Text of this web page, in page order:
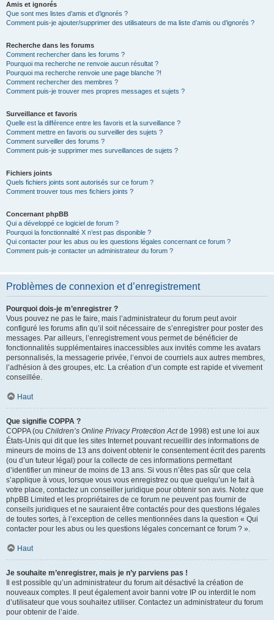
Amis et ignorés
Que sont mes listes d’amis et d’ignorés ?
Comment puis-je ajouter/supprimer des utilisateurs de ma liste d’amis ou d’ignorés ?
Recherche dans les forums
Comment rechercher dans les forums ?
Pourquoi ma recherche ne renvoie aucun résultat ?
Pourquoi ma recherche renvoie une page blanche ?!
Comment rechercher des membres ?
Comment puis-je trouver mes propres messages et sujets ?
Surveillance et favoris
Quelle est la différence entre les favoris et la surveillance ?
Comment mettre en favoris ou surveiller des sujets ?
Comment surveiller des forums ?
Comment puis-je supprimer mes surveillances de sujets ?
Fichiers joints
Quels fichiers joints sont autorisés sur ce forum ?
Comment trouver tous mes fichiers joints ?
Concernant phpBB
Qui a développé ce logiciel de forum ?
Pourquoi la fonctionnalité X n’est pas disponible ?
Qui contacter pour les abus ou les questions légales concernant ce forum ?
Comment puis-je contacter un administrateur du forum ?
Problèmes de connexion et d’enregistrement
Pourquoi dois-je m’enregistrer ?
Vous pouvez ne pas le faire, mais l’administrateur du forum peut avoir
configuré les forums afin qu’il soit nécessaire de s’enregistrer pour poster des
messages. Par ailleurs, l’enregistrement vous permet de bénéficier de
fonctionnalités supplémentaires inaccessibles aux invités comme les avatars
personnalisés, la messagerie privée, l’envoi de courriels aux autres membres,
l’adhésion à des groupes, etc. La création d’un compte est rapide et vivement
conseillée.
Haut
Que signifie COPPA ?
COPPA (ou Children’s Online Privacy Protection Actde 1998) est une loi aux
États-Unis qui dit que les sites Internet pouvant recueillir des informations de
mineurs de moins de 13 ans doivent obtenir le consentement écrit des parents
(ou d’un tuteur légal) pour la collecte de ces informations permettant
d’identifier un mineur de moins de 13 ans. Si vous n’êtes pas sûr que cela
s’applique à vous, lorsque vous vous enregistrez ou que quelqu’un le fait à
votre place, contactez un conseiller juridique pour obtenir son avis. Notez que
phpBB Limited et les propriétaires de ce forum ne peuvent pas fournir de
conseils juridiques et ne sauraient être contactés pour des questions légales
de toutes sortes, à l’exception de celles mentionnées dans la question « Qui
contacter pour les abus ou les questions légales concernant ce forum ? ».
Haut
Je souhaite m’enregistrer, mais je n’y parviens pas !
Il est possible qu’un administrateur du forum ait désactivé la création de
nouveaux comptes. Il peut également avoir banni votre IP ou interdit le nom
d’utilisateur que vous souhaitez utiliser. Contactez un administrateur du forum
pour obtenir de l’aide.